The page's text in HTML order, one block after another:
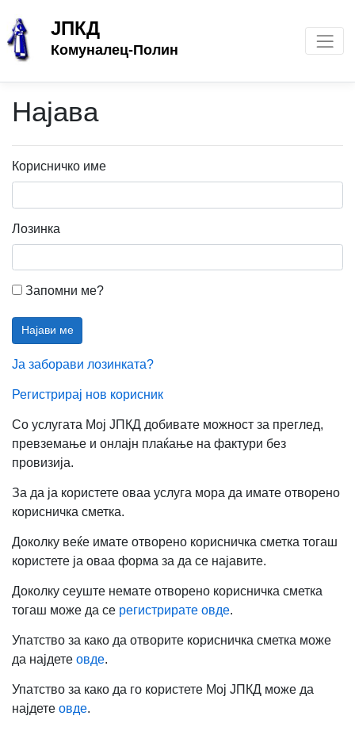
ЈПКД
Комуналец-Полин
Најава
Корисничко име
Лозинка
Запомни ме?
Најави ме
Ја заборави лозинката?
Регистрирај нов корисник
Со услугата Мој ЈПКД добивате можност за преглед,
превземање и онлајн плаќање на фактури без
провизија.
За да ја користете оваа услуга мора да имате отворено
корисничка сметка.
Доколку веќе имате отворено корисничка сметка тогаш
користете ја оваа форма за да се најавите.
Доколку сеуште немате отворено корисничка сметка
тогаш може да се регистрирате овде.
Упатство за како да отворите корисничка сметка може
да најдете овде.
Упатство за како да го користете Мој ЈПКД може да
најдете овде.